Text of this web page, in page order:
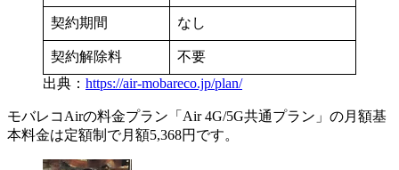
契約期間 なし
契約解除料
不要
出典： https://air-mobareco.jp/plan/
モバレコAirの料金プラン「Air 4G/5G共通プラン」の月額基
本料金は定額制で月額5,368円 です。